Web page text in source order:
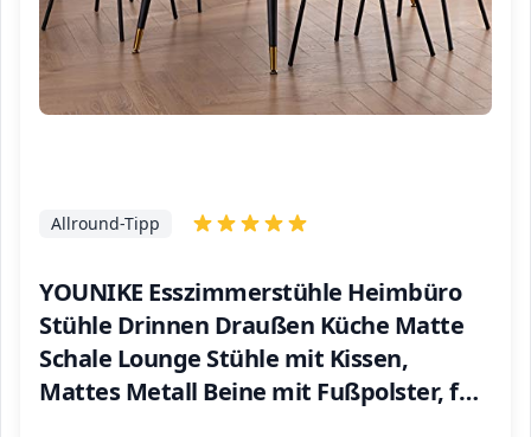
YOUNIKE Esszimmerstühle Heimbüro
Stühle Drinnen Draußen Küche Matte
Schale Lounge Stühle mit Kissen,
Mattes Metall Beine mit Fußpolster, für
Allround-Tipp